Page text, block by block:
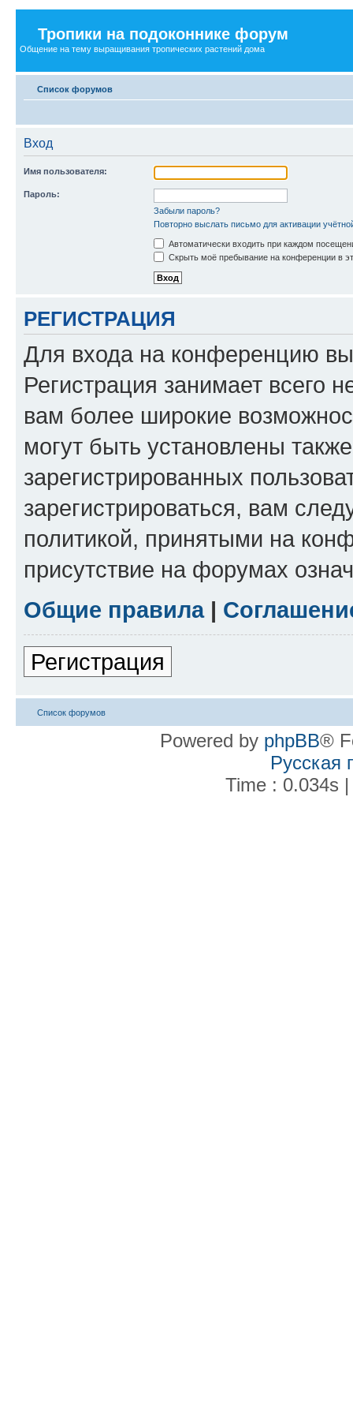
Тропики на подоконнике форум
Общение на тему выращивания тропических растений дома
Список форумов
Вход
Имя пользователя:
Пароль:
Забыли пароль?
Повторно выслать письмо для активации
Автоматически входить при каждом
Скрыть моё пребывание на конференции в
РЕГИСТРАЦИЯ
Для входа на конференцию
Регистрация занимает всего
вам более широкие
могут быть установлены
зарегистрированных
зарегистрироваться, вам
политикой, принятыми на
присутствие на форумах
Общие правила|
Регистрация
Список форумов
Powered by phpBB®
Русская
Time : 0.034s